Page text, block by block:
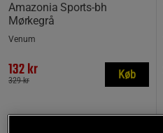
Amazonia Sports-bh
Mørkegrå
Venum
132 kr
329 kr Køb